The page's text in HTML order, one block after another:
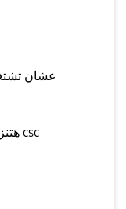
عشان
هتنزلها على كمبيوتر وتغير منها الخانة بتاعت csc